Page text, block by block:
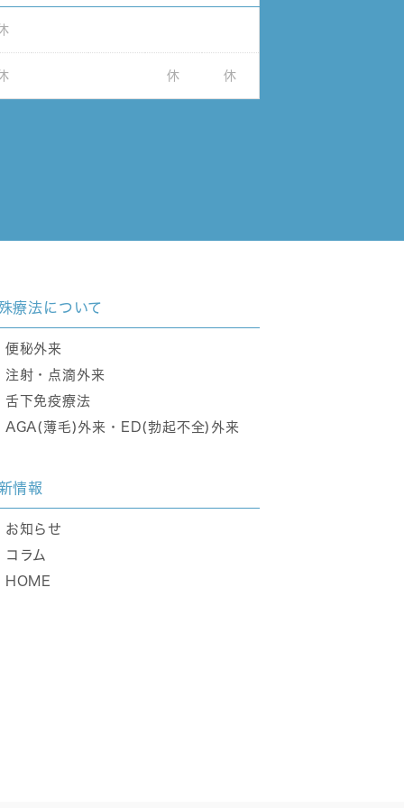
休 休
療法について
便秘外来
注射・点滴外来
舌下免疫療法
AGA(薄毛)外来・ED(勃起不全)外来
情報
お知らせ
コラム
HOME